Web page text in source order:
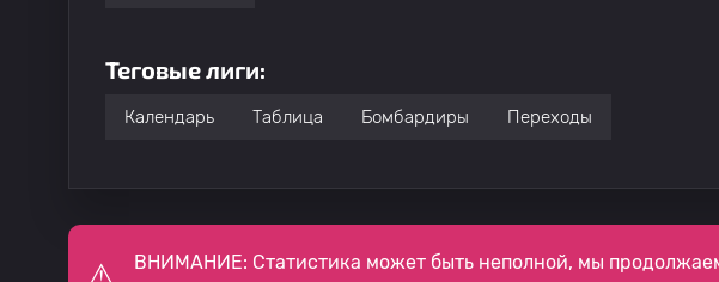
Omar Campos
Willer Ditta Круз Асул
Теговые лиги:
Календарь Таблица Бомбардиры Переходы
ВНИМАНИЕ: Статистика может быть неполной, мы